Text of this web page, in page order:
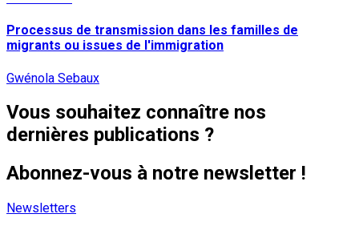
Processus de transmission dans les familles de
migrants ou issues de l'immigration
Gwénola Sebaux
Vous souhaitez connaître nos
dernières publications ?
Abonnez-vous à notre newsletter !
Newsletters